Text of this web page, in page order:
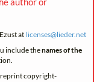
at licenses@lieder.net
include thenames of the
copyright-